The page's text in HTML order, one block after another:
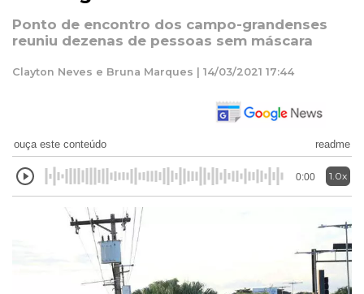
Ponto de encontro dos campo-grandenses
reuniu dezenas de pessoas sem máscara
Clayton Neves e Bruna Marques | 14/03/2021 17:44
ouça este conteúdo readme
0:00 1.0x